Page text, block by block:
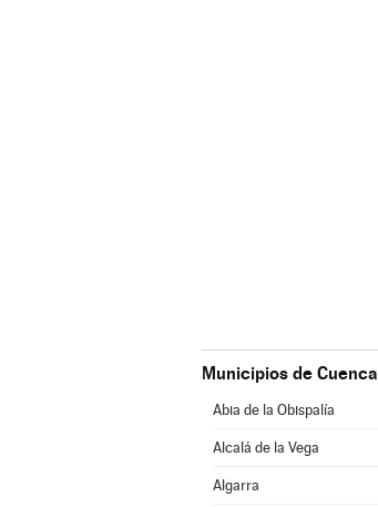
Municipios de Cuenca
Abia de la Obispalía
Alcalá de la Vega
Algarra